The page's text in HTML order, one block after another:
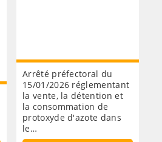
Arrêté préfectoral du
15/01/2026 réglementant
la vente, la détention et
la consommation de
protoxyde d'azote dans
le…